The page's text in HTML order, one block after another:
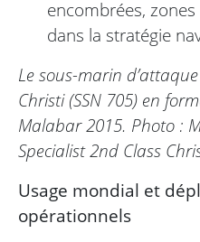
encombrées,
dans la stratégie
Le sous-marin
Christi (SSN 705) en
Malabar 2015. Photo :
Specialist 2nd Class
Usage mondial et
opérationnels